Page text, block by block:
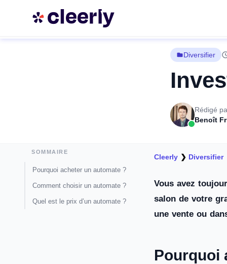
Diversifier
Rédigé
Benoît
SOMMAIRE
Pourquoi acheter un automate ?
Comment choisir un automate ?
Quel est le prix d’un automate ?
Cleerly ❯ Diversifier
Vous avez
salon de votre
une vente ou
Pourquoi